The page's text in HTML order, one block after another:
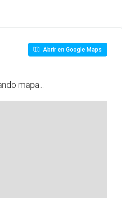
Abrir en Google Maps
mapa...